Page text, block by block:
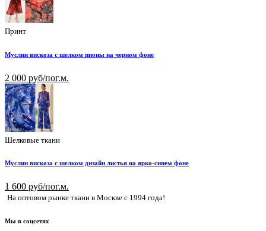
Принт
Муслин вискоза с шелком пионы на черном фоне
2 000 руб/пог.м.
Шелковые ткани
Муслин вискоза с шелком дизайн листья на ярко-синем фоне
1 600 руб/пог.м.
На оптовом рынке ткани в Москве с 1994 года!
Мы в соцсетях